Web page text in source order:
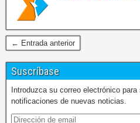
← Entrada anterior
Suscríbase
Introduzca su correo electrónico
notificaciones de nuevas noticias.